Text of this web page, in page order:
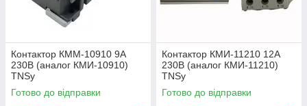
Контактор КММ-10910 9А
230В (аналог КМИ-10910)
TNSy
Готово до відправки
Контактор КМИ-11210 12А
230В (аналог КМИ-11210)
TNSy
Готово до відправки